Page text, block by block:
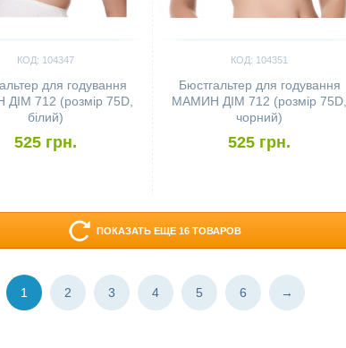
КОД: 104347
для годування
712 (розмір 75D,
білий)
525 грн.
КОД: 104351
Бюстгальтер для годування
МАМИН ДІМ 712 (розмір 75D,
чорний)
525 грн.
ПОКАЗАТЬ ЕЩЕ 16 ТОВАРОВ
1 2 3 4 5 6 →